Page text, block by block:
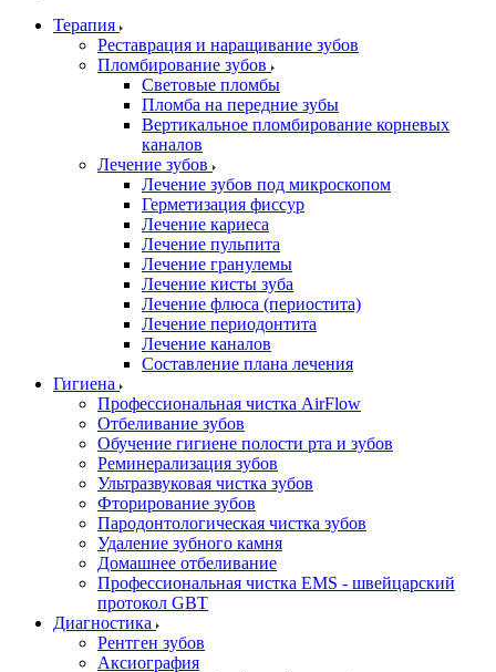
Терапия
Реставрация и наращивание зубов
Пломбирование зубов
Световые пломбы
Пломба на передние зубы
Вертикальное пломбирование корневых
каналов
Лечение зубов
Лечение зубов под микроскопом
Герметизация фиссур
Лечение кариеса
Лечение пульпита
Лечение гранулемы
Лечение кисты зуба
Лечение флюса (периостита)
Лечение периодонтита
Лечение каналов
Составление плана лечения
Гигиена
Профессиональная чистка AirFlow
Отбеливание зубов
Обучение гигиене полости рта и зубов
Реминерализация зубов
Ультразвуковая чистка зубов
Фторирование зубов
Пародонтологическая чистка зубов
Удаление зубного камня
Домашнее отбеливание
Профессиональная чистка EMS - швейцарский
протокол GBT
Диагностика
Рентген зубов
Аксиография